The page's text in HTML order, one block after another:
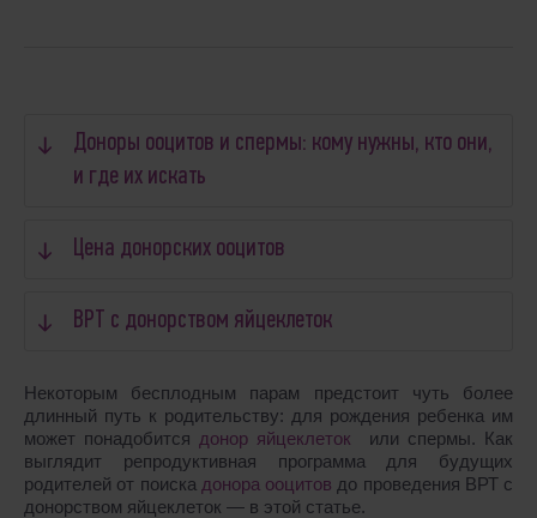
Доноры ооцитов и спермы: кому нужны, кто они,
и где их искать
Цена донорских ооцитов
ВРТ с донорством яйцеклеток
Некоторым бесплодным парам предстоит чуть более
длинный путь к родительству: для рождения ребенка им
может понадобится донор яйцеклеток или спермы. Как
выглядит репродуктивная программа для будущих
родителей от поиска донора ооцитов до проведения ВРТ с
донорством яйцеклеток ― в этой статье.